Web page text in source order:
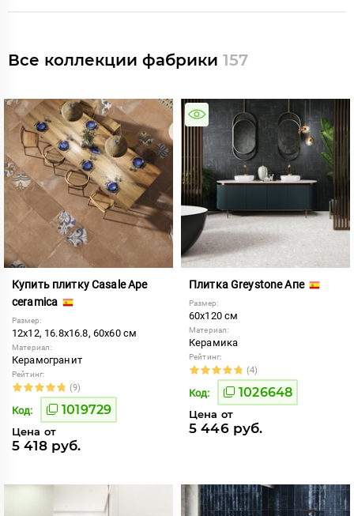
Все коллекции фабрики 157
Купить плитку Casale Ape
ceramica
Размер:
12x12, 16.8x16.8, 60x60 см
Материал:
Керамогранит
Рейтинг:
(9)
Код: 1019729
Цена от
5 418 руб.
Плитка Greystone Апе
Размер:
60x120 см
Материал:
Керамика
Рейтинг:
(4)
Код: 1026648
Цена от
5 446 руб.